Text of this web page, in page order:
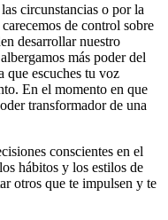
circunstancias o por la
de control sobre
desarrollar nuestro
más poder del
que escuches tu voz
En el momento en que
transformador de una
conscientes en el
hábitos y los estilos de
otros que te impulsen y te